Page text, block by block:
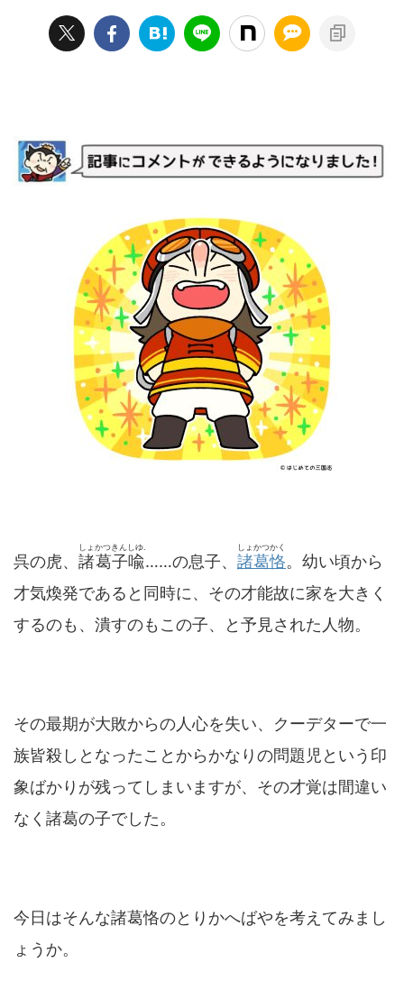
呉の虎、 諸葛子喩
しょかつきんしゆ.
……の息子、 諸葛恪
しょかつかく
。幼い頃から
才気煥発であると同時に、その才能故に家を大きく
するのも、潰すのもこの子、と予見された人物。
その最期が大敗からの人心を失い、クーデターで一
族皆殺しとなったことからかなりの問題児という印
象ばかりが残ってしまいますが、その才覚は間違い
なく諸葛の子でした。
今日はそんな諸葛恪のとりかへばやを考えてみまし
ょうか。